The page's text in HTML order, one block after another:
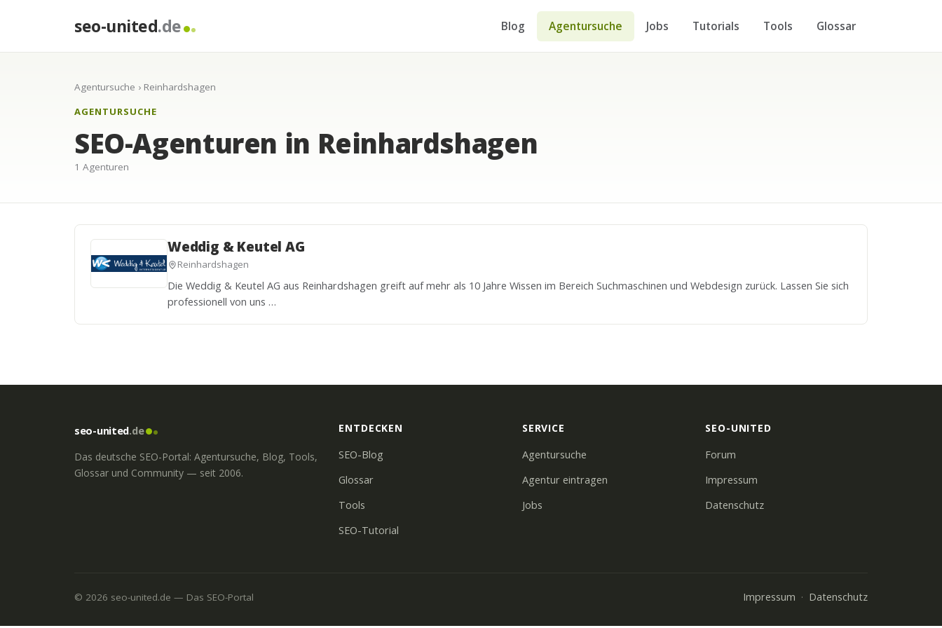
seo-united.de Blog Agentursuche Jobs Tutorials Tools Glossar
Agentursuche › Reinhardshagen
AGENTURSUCHE
SEO-Agenturen in Reinhardshagen
1 Agenturen
Weddig & Keutel AG
Reinhardshagen
Die Weddig & Keutel AG aus Reinhardshagen greift auf mehr als 10 Jahre Wissen im Bereich Suchmaschinen und Webdesign zurück. Lassen Sie sich
professionell von uns …
seo-united.de
Das deutsche SEO-Portal: Agentursuche, Blog, Tools,
Glossar und Community — seit 2006.
ENTDECKEN
SEO-Blog
Glossar
Tools
SEO-Tutorial
SERVICE
Agentursuche
Agentur eintragen
Jobs
SEO-UNITED
Forum
Impressum
Datenschutz
© 2026 seo-united.de — Das SEO-Portal Impressum · Datenschutz